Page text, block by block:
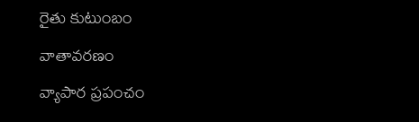
రైతు కుటుంబం
వాతావరణం
వ్యాపార ప్రపంచం